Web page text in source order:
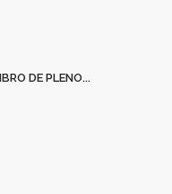
DE PLENO...